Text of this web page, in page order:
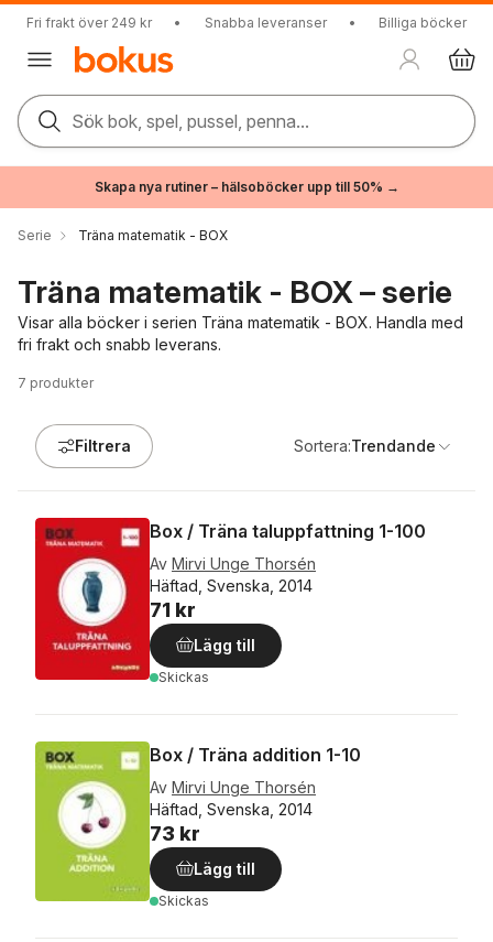
Fri frakt över 249 kr • Snabba leveranser • Billiga böcker
Sök bok, spel, pussel, penna...
Skapa nya rutiner – hälsoböcker upp till 50% →
Serie Träna matematik - BOX
Träna matematik - BOX – serie
Visar alla böcker i serien Träna matematik - BOX. Handla med
fri frakt och snabb leverans.
7 produkter
Filtrera Sortera:Trendande
Box / Träna taluppfattning 1-100
Av Mirvi Unge Thorsén
Häftad, Svenska, 2014
71 kr
Lägg till
Skickas
Box / Träna addition 1-10
Av Mirvi Unge Thorsén
Häftad, Svenska, 2014
73 kr
Lägg till
Skickas